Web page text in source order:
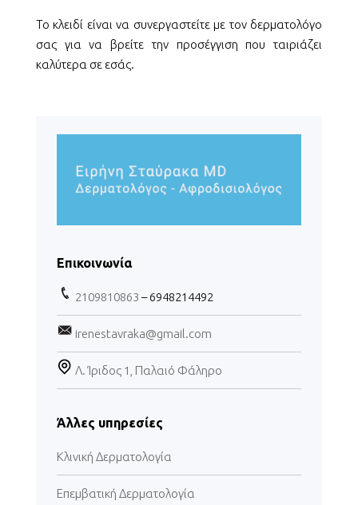
Το κλειδί είναι να συνεργαστείτε με τον δερματολόγο
σας για να βρείτε την προσέγγιση που ταιριάζει
καλύτερα σε εσάς.
Επικοινωνία
2109810863 – 6948214492
irenestavraka@gmail.com
Λ. Ίριδος 1, Παλαιό Φάληρο
Άλλες υπηρεσίες
Κλινική Δερματολογία
Επεμβατική Δερματολογία